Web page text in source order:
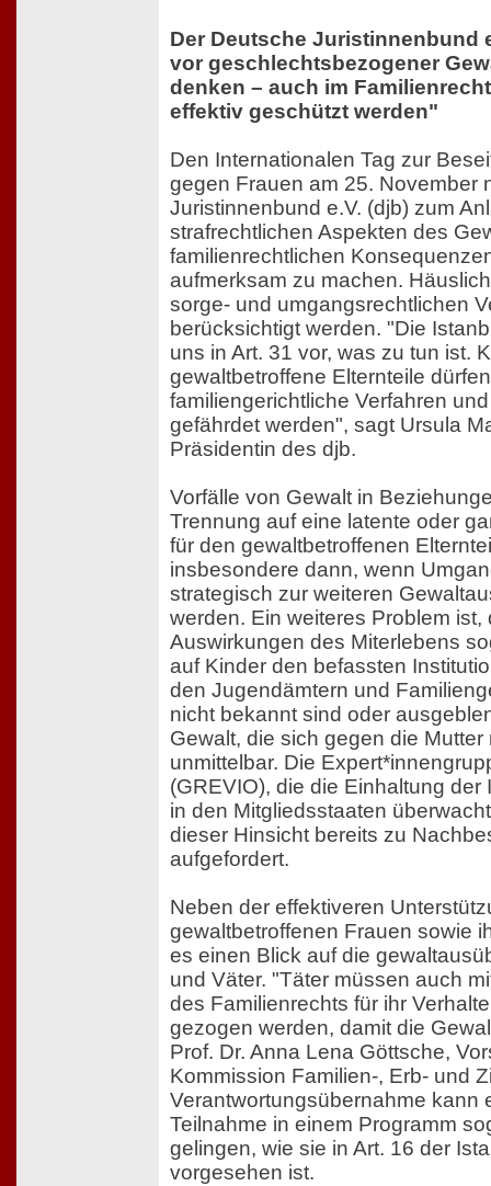
Der Deutsche Juristinnenbund
vor geschlechtsbezogener
denken – auch im
effektiv geschützt werden"
Den Internationalen Tag zur
gegen Frauen am 25. November
Juristinnenbund e.V. (djb) zum
strafrechtlichen Aspekten des
familienrechtlichen
aufmerksam zu machen.
sorge- und umgangsrechtlichen
berücksichtigt werden. "Die
uns in Art. 31 vor, was zu tun ist.
gewaltbetroffene Elternteile
familiengerichtliche Verfahren
gefährdet werden", sagt Ursula
Präsidentin des djb.
Vorfälle von Gewalt in
Trennung auf eine latente oder
für den gewaltbetroffenen
insbesondere dann, wenn
strategisch zur weiteren
werden. Ein weiteres Problem ist,
Auswirkungen des Miterlebens
auf Kinder den befassten
den Jugendämtern und
nicht bekannt sind oder
Gewalt, die sich gegen die Mutter
unmittelbar. Die
(GREVIO), die die Einhaltung
in den Mitgliedsstaaten
dieser Hinsicht bereits zu
aufgefordert.
Neben der effektiveren
gewaltbetroffenen Frauen sowie
es einen Blick auf die
und Väter. "Täter müssen auch
des Familienrechts für ihr
gezogen werden, damit die
Prof. Dr. Anna Lena Göttsche,
Kommission Familien-, Erb- und
Verantwortungsübernahme kann
Teilnahme in einem Programm
gelingen, wie sie in Art. 16 der
vorgesehen ist.